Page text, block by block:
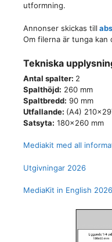
utformning.
Annonser skickas till abs
Om filerna är tunga kan
Tekniska
Antal spalter: 2
Spalthöjd: 260 mm
Spaltbredd: 90 mm
Utfallande: (A4)
Satsyta: 180×260 mm
Mediakit med all
Utgivningar 2026
MediaKit in English 2026